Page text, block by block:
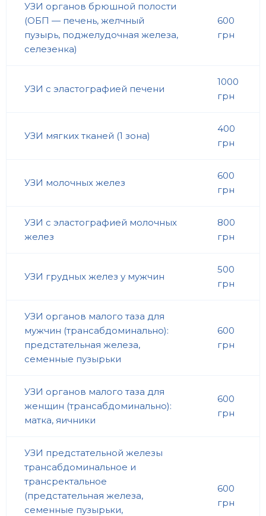
УЗИ органов брюшной полости
(ОБП — печень, желчный
пузырь, поджелудочная железа,
селезенка)
600
грн
УЗИ с эластографией печени
1000
грн
УЗИ мягких тканей (1 зона)
400
грн
УЗИ молочных желез
600
грн
УЗИ с эластографией молочных
желез
800
грн
УЗИ грудных желез у мужчин
500
грн
УЗИ органов малого таза для
мужчин (трансабдоминально):
предстательная железа,
семенные пузырьки
600
грн
УЗИ органов малого таза для
женщин (трансабдоминально):
матка, яичники
600
грн
УЗИ предстательной железы
трансабдоминальное и
трансректальное
(предстательная железа,
семенные пузырьки,
600
грн